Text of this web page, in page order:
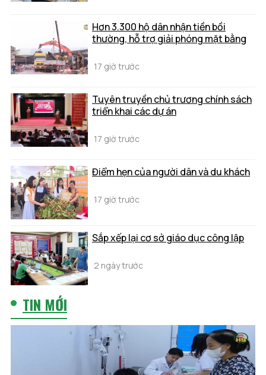
Hơn 3.300 hộ dân nhận tiền bồi
thường, hỗ trợ giải phóng mặt bằng
17 giờ trước
Tuyên truyền chủ trương chính sách
triển khai các dự án
17 giờ trước
Điểm hẹn của người dân và du khách
17 giờ trước
Sắp xếp lại cơ sở giáo dục công lập
2 ngày trước
TIN MỚI